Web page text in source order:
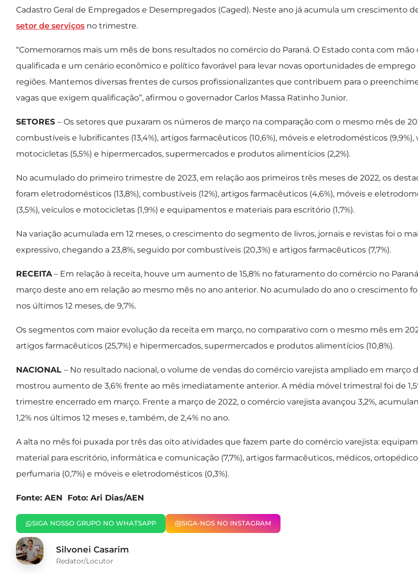
Cadastro Geral de Empregados e Desempregados (Caged). Neste ano já acumula um crescimento
setor de serviços no trimestre.
“Comemoramos mais um mês de bons resultados no comércio do Paraná. O Estado conta com mão
qualificada e um cenário econômico e político favorável para levar novas oportunidades de emprego
regiões. Mantemos diversas frentes de cursos profissionalizantes que contribuem para o
vagas que exigem qualificação”, afirmou o governador Carlos Massa Ratinho Junior.
SETORES – Os setores que puxaram os números de março na comparação com o mesmo mês de
combustíveis e lubrificantes (13,4%), artigos farmacêuticos (10,6%), móveis e eletrodomésticos (9,9%),
motocicletas (5,5%) e hipermercados, supermercados e produtos alimentícios (2,2%).
No acumulado do primeiro trimestre de 2023, em relação aos primeiros três meses de 2022, os
foram eletrodomésticos (13,8%), combustíveis (12%), artigos farmacêuticos (4,6%), móveis e
(3,5%), veículos e motocicletas (1,9%) e equipamentos e materiais para escritório (1,7%).
Na variação acumulada em 12 meses, o crescimento do segmento de livros, jornais e revistas foi o
expressivo, chegando a 23,8%, seguido por combustíveis (20,3%) e artigos farmacêuticos (7,7%).
RECEITA– Em relação à receita, houve um aumento de 15,8% no faturamento do comércio no
março deste ano em relação ao mesmo mês no ano anterior. No acumulado do ano o crescimento foi
nos últimos 12 meses, de 9,7%.
Os segmentos com maior evolução da receita em março, no comparativo com o mesmo mês em
artigos farmacêuticos (25,7%) e hipermercados, supermercados e produtos alimentícios (10,8%).
NACIONAL – No resultado nacional, o volume de vendas do comércio varejista ampliado em março
mostrou aumento de 3,6% frente ao mês imediatamente anterior. A média móvel trimestral foi de
trimestre encerrado em março. Frente a março de 2022, o comércio varejista avançou 3,2%,
1,2% nos últimos 12 meses e, também, de 2,4% no ano.
A alta no mês foi puxada por três das oito atividades que fazem parte do comércio varejista:
material para escritório, informática e comunicação (7,7%), artigos farmacêuticos, médicos,
perfumaria (0,7%) e móveis e eletrodomésticos (0,3%).
Fonte: AEN Foto: Ari Dias/AEN
SIGA NOSSO GRUPO NO WHATSAPP SIGA-NOS NO INSTAGRAM
Silvonei Casarim
Redator/Locutor